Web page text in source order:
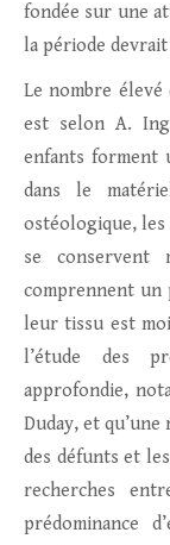
fondée sur une
la période
Le nombre
est selon A.
enfants forment
dans le
ostéologique, les
se conservent
comprennent un
leur tissu est
l’étude des
approfondie,
Duday, et
des défunts et
recherches
prédominance